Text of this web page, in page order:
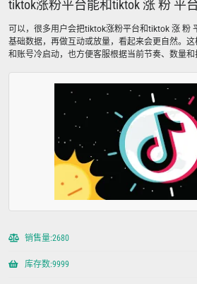
tiktok涨粉平台能和tiktok 涨 粉 平
可以，很多用户会把tiktok涨粉平台和tiktok 涨 粉
基础数据，再做互动或放量，看起来会更自然。
和账号冷启动，也方便客服根据当前节奏、数量和
销售量:2680
库存数:9999